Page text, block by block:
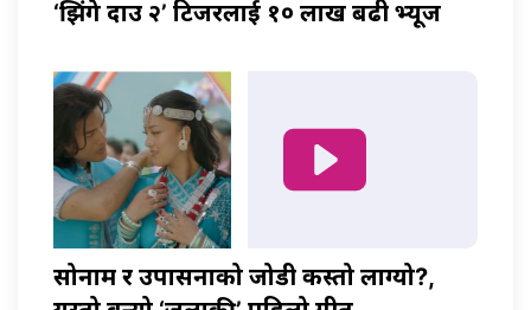
‘झिंगे दाउ २’ टिजरलाई १० लाख बढी भ्यूज
सोनाम र उपासनाको जोडी कस्तो लाग्यो?,